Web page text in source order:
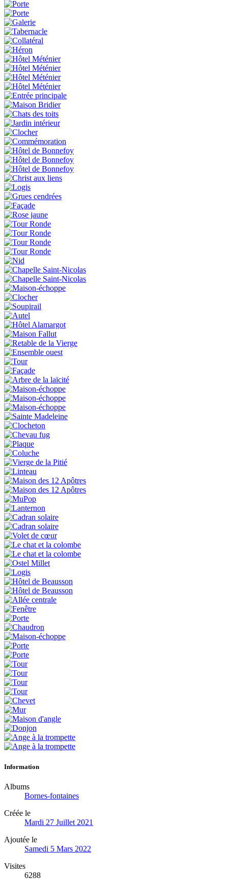
Information
Albums
Bornes-fontaines
Créée le
Mardi 27 Juillet 2021
Ajoutée le
Samedi 5 Mars 2022
Visites
6288